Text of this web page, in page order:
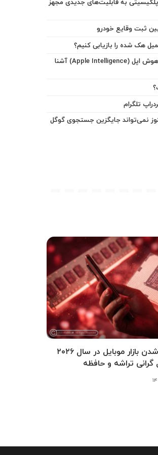
به قابلیت‌های جدیدی مجهز
ثبت وقایع خودرو
هک شده را بازیابی کنیم؟
با ۱۰ ویژگی اولیه هوش اپل (Apple Intelligence) آشنا
تلگرام
نمی‌تواند جایگزین جستجوی گوگل
کوچک شدن بازار موبایل در سال ۲۰۲۶
گرانی تراشه و حافظه